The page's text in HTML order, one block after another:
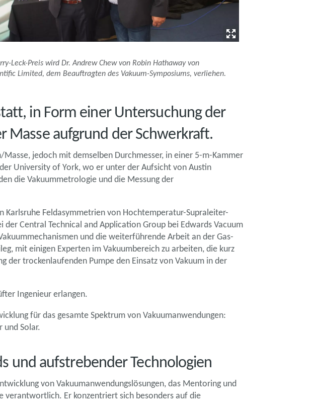
Leck-Preis wird Dr. Andrew Chew von Robin Hathaway von
Limited, dem Beauftragten des Vakuum-Symposiums, verliehen.
in Form einer Untersuchung der
Masse aufgrund der Schwerkraft.
jedoch mit demselben Durchmesser, in einer 5-m-Kammer
University of York, wo er unter der Aufsicht von Austin
die Vakuummetrologie und die Messung der
Karlsruhe Feldasymmetrien von Hochtemperatur-Supraleiter-
Central Technical and Application Group bei Edwards Vacuum
und die weiterführende Arbeit an der Gas-
mit einigen Experten im Vakuumbereich zu arbeiten, die kurz
der trockenlaufenden Pumpe den Einsatz von Vakuum in der
Ingenieur erlangen.
für das gesamte Spektrum von Vakuumanwendungen:
und Solar.
und aufstrebender Technologien
von Vakuumanwendungslösungen, das Mentoring und
verantwortlich. Er konzentriert sich besonders auf die